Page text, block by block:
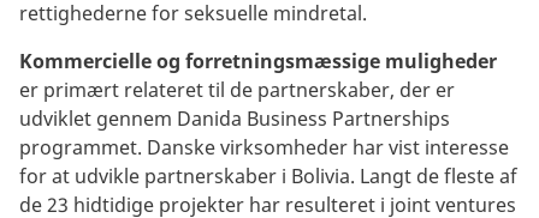
rettighederne for seksuelle mindretal.
Kommercielle og forretningsmæssige muligheder
er primært relateret til de partnerskaber, der er
udviklet gennem Danida Business Partnerships
programmet. Danske virksomheder har vist interesse
for at udvikle partnerskaber i Bolivia. Langt de fleste af
de 23 hidtidige projekter har resulteret i joint ventures